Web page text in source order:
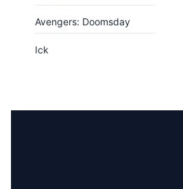
Avengers: Doomsday
Ick